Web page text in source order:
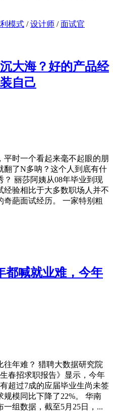
模式 /设计师 /面试官
大海？好的产品经
自己
时一个看起来毫不起眼的朋
翻了N多呐？这个人到底有什
丽莎阿姨从08年毕业到现
验相比于大多数职场人并不
葩面试经历。 一家特别粗
都喊就业难，今年
年难？ 猎聘大数据研究院
春招求职报告》显示，今年
超过7成的应届毕业生尚未签
模同比下降了22%。 华南
组数据，截至5月25日，...